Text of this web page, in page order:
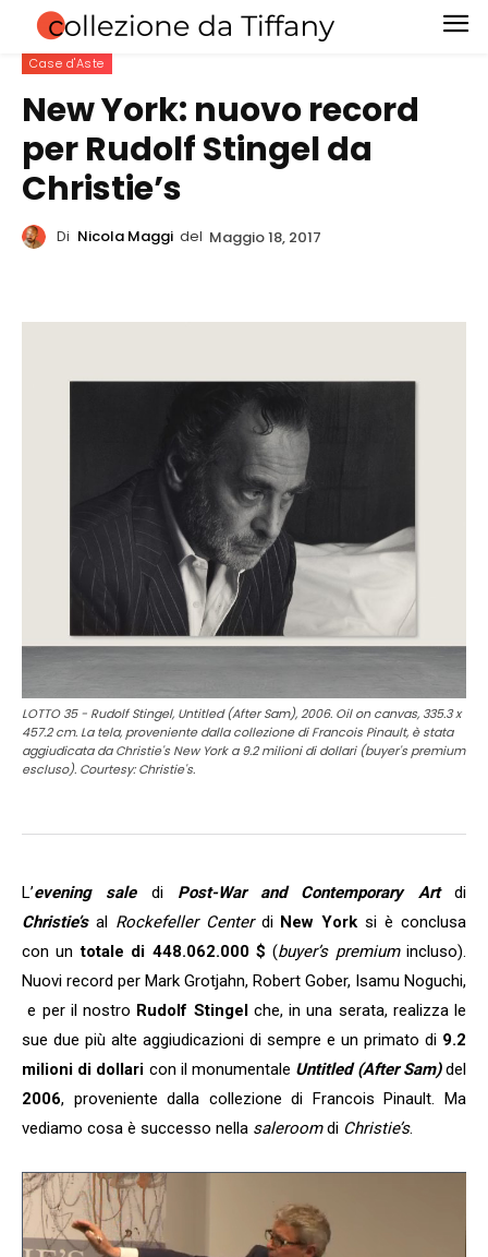
Case d'Aste
New York: nuovo record
per Rudolf Stingel da
Christie’s
Di Nicola Maggi del Maggio 18, 2017
LOTTO 35 - Rudolf Stingel, Untitled (After Sam), 2006. Oil on canvas, 335.3 x
457.2 cm. La tela, proveniente dalla collezione di Francois Pinault, è stata
aggiudicata da Christie's New York a 9.2 milioni di dollari (buyer's premium
escluso). Courtesy: Christie's.
L’evening saledi Post-War and Contemporary Artdi
Christie’sal Rockefeller Centerdi New York si è conclusa
con untotale di 448.062.000 $(buyer’s premiumincluso).
Nuovi record per Mark Grotjahn, Robert Gober, Isamu Noguchi,
e per il nostro Rudolf Stingelche, in una serata, realizza le
sue due più alte aggiudicazioni di sempre e un primato di 9.2
milioni di dollari con il monumentale Untitled (After Sam)del
2006, proveniente dalla collezione di Francois Pinault. Ma
vediamo cosa è successo nella saleroomdi Christie’s.